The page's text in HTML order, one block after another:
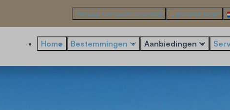
Verhuur uw vakantiewoning Eigenaren login
Home Bestemmingen Aanbiedingen